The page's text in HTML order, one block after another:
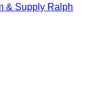
& Supply Ralph